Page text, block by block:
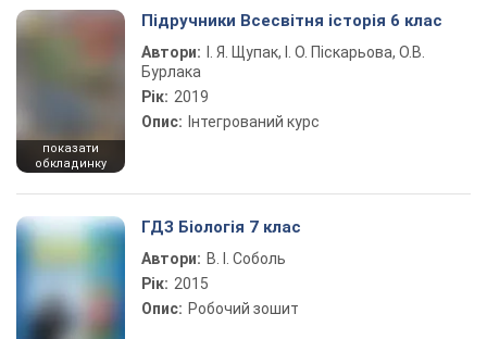
показати
обкладинку
Підручники Всесвітня історія 6 клас
Автори:
І. Я. Щупак, І. О. Піскарьова, О.В.
Бурлака
Рік: 2019
Опис: Інтегрований курс
ГДЗ Біологія 7 клас
Автори: В. І. Соболь
Рік: 2015
Опис: Робочий зошит